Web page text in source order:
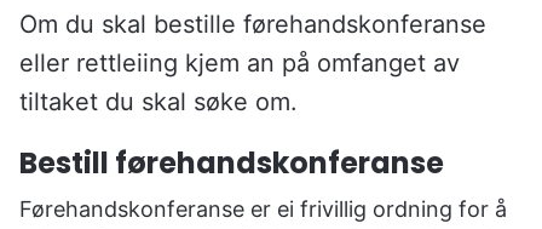
r
e
n
o
m
r
:
Om du skal bestille førehandskonferanse
eller rettleiing kjem an på omfanget av
tiltaket du skal søke om.
Bestill førehandskonferanse
Førehandskonferanse er ei frivillig ordning for å